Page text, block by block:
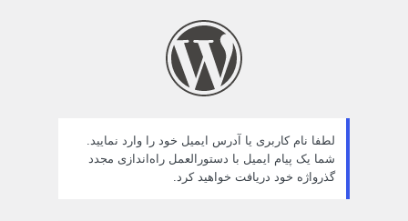
لطفا نام کاربری یا آدرس ایمیل خود را وارد نمایید.
شما یک پیام ایمیل با دستورالعمل راه‌اندازی مجدد
گذرواژه خود دریافت خواهید کرد.